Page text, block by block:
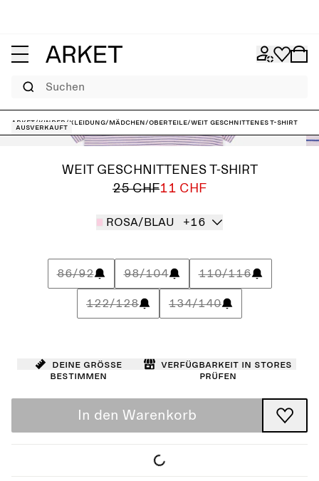
Suchen
ARKET/Kinder /Kleidung/Mädchen/Oberteile/Weit geschnittenes T-Shirt
Ausverkauft
WEIT GESCHNITTENES T-SHIRT
25 CHF11 CHF
ROSA/BLAU +16
86/92 98/104 110/116
122/128 134/140
Deine Größe
bestimmen
Verfügbarkeit in Stores
prüfen
In den Warenkorb